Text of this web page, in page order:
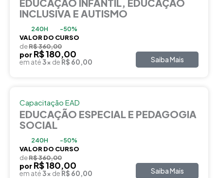
EDUCAÇÃO INFANTIL, EDUCAÇÃO
INCLUSIVA E AUTISMO
240H -50%
VALOR DO CURSO
deR$ 360,00
por R$ 180,00
em até3x de R$ 60,00 Saiba Mais
Capacitação EAD
EDUCAÇÃO ESPECIAL E PEDAGOGIA
SOCIAL
240H -50%
VALOR DO CURSO
deR$ 360,00
por R$ 180,00
em até3x de R$ 60,00 Saiba Mais